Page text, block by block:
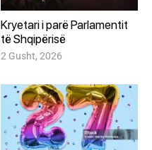
Kryetari i parë Parlamentit
të Shqipërisë
2 Gusht, 2026